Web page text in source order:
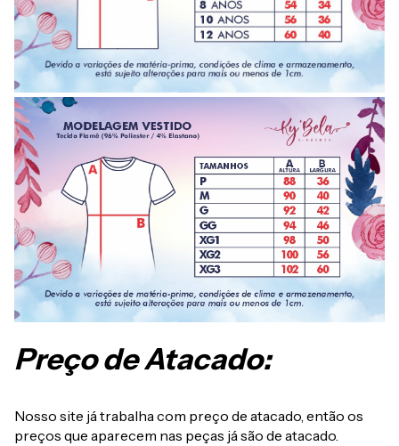
Preço de Atacado:
Nosso site já trabalha com preço de atacado, então os
preços que aparecem nas peças já são de atacado.